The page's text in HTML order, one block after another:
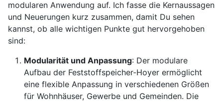
modularen Anwendung auf. Ich fasse die Kernaussagen
und Neuerungen kurz zusammen, damit Du sehen
kannst, ob alle wichtigen Punkte gut hervorgehoben
sind:
Modularität und Anpassung: Der modulare
Aufbau der Feststoffspeicher-Hoyer ermöglicht
eine flexible Anpassung in verschiedenen Größen
für Wohnhäuser, Gewerbe und Gemeinden. Die